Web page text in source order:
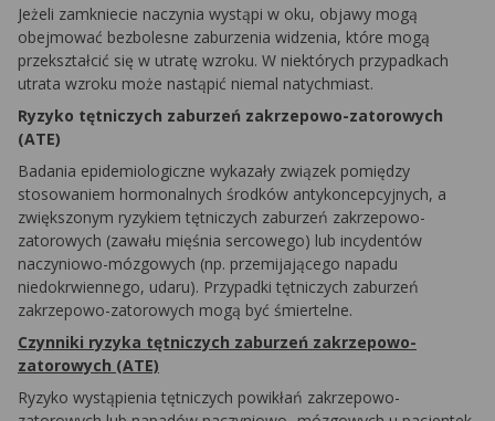
Jeżeli zamkniecie naczynia wystąpi w oku, objawy mogą
obejmować bezbolesne zaburzenia widzenia, które mogą
przekształcić się w utratę wzroku. W niektórych przypadkach
utrata wzroku może nastąpić niemal natychmiast.
Ryzyko tętniczych zaburzeń zakrzepowo-zatorowych
(ATE)
Badania epidemiologiczne wykazały związek pomiędzy
stosowaniem hormonalnych środków antykoncepcyjnych, a
zwiększonym ryzykiem tętniczych zaburzeń zakrzepowo-
zatorowych (zawału mięśnia sercowego) lub incydentów
naczyniowo-mózgowych (np. przemijającego napadu
niedokrwiennego, udaru). Przypadki tętniczych zaburzeń
zakrzepowo-zatorowych mogą być śmiertelne.
Czynniki ryzyka tętniczych zaburzeń zakrzepowo-
zatorowych (ATE)
Ryzyko wystąpienia tętniczych powikłań zakrzepowo-